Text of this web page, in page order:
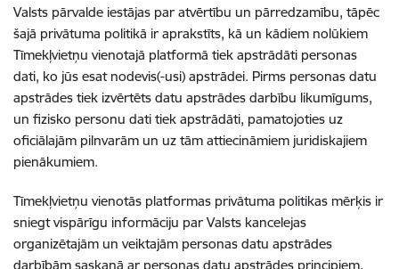
Valsts pārvalde iestājas par atvērtību un pārredzamību, tāpēc
šajā privātuma politikā ir aprakstīts, kā un kādiem nolūkiem
Tīmekļvietņu vienotajā platformā tiek apstrādāti personas
dati, ko jūs esat nodevis(-usi) apstrādei. Pirms personas datu
apstrādes tiek izvērtēts datu apstrādes darbību likumīgums,
un fizisko personu dati tiek apstrādāti, pamatojoties uz
oficiālajām pilnvarām un uz tām attiecināmiem juridiskajiem
pienākumiem.
Tīmekļvietņu vienotās platformas privātuma politikas mērķis ir
sniegt vispārīgu informāciju par Valsts kancelejas
organizētajām un veiktajām personas datu apstrādes
darbībām saskaņā ar personas datu apstrādes principiem,